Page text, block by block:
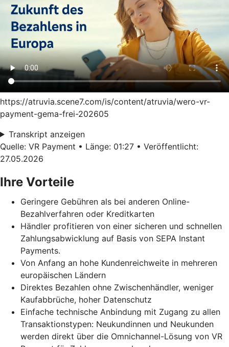
https://atruvia.scene7.com/is/content/atruvia/wero-vr-
payment-gema-frei-202605
Transkript anzeigen
Quelle: VR Payment • Länge: 01:27 • Veröffentlicht:
27.05.2026
Ihre Vorteile
Geringere Gebühren als bei anderen Online-
Bezahlverfahren oder Kreditkarten
Händler profitieren von einer sicheren und schnellen
Zahlungsabwicklung auf Basis von SEPA Instant
Payments.
Von Anfang an hohe Kundenreichweite in mehreren
europäischen Ländern
Direktes Bezahlen ohne Zwischenhändler, weniger
Kaufabbrüche, hoher Datenschutz
Einfache technische Anbindung mit Zugang zu allen
Transaktionstypen: Neukundinnen und Neukunden
werden direkt über die Omnichannel-Lösung von VR